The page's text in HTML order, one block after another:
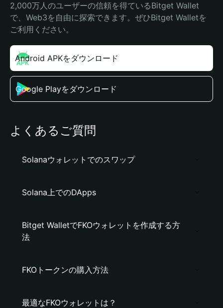
2,000万人のユーザーの信頼を得ているBitget Wallet
で、Web3を自由に探索できます。ぜひBitget Walletを
ご利用ください。
Android APKをダウンロード
Google Playをダウンロード
よくあるご質問
Solanaウォレットでのスワップ
Solana上でのDApps
Bitget WalletでFKOウォレットを作成する方
法
FKOトークンの購入方法
最適なFKOウォレットは？